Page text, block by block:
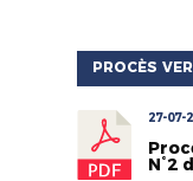
PROCÈS
27-07-
N°2